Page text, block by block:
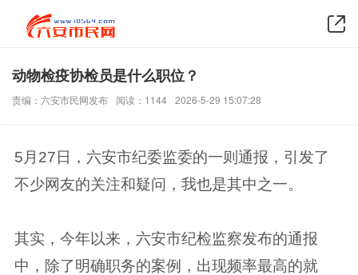
动物检疫协检员是什么职位？
责编：六安市民网发布 阅读：1144 2026-5-29 15:07:28
5月27日，六安市纪委监委的一则通报，引发了
不少网友的关注和疑问，我也是其中之一。
其实，今年以来，六安市纪检监察发布的通报
中，除了明确职务的案例，出现频率最高的就